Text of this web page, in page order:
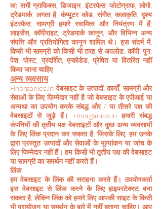
क) सभी ग्राफिक्स, डिजाइन, इंटरफेस, फोटोग्राफ, लोगो,
ट्रेडमार्क, लगता है, कंप्यूटर कोड, संगीत, कलाकृति, दृश्य
इंटरफेस, सामग्री हमारे स्वामित्व और नियंत्रण में हैं;
लाइसेंस, कॉपीराइट, ट्रेडमार्क कानून, और विभिन्न अन्य
संपत्ति और प्रतियोगिता कानून शामिल थे। इस संदर्भ में,
किसी भी सामग्री को किसी भी तरह से अपलोड, कॉपी, पुन:
पेश, पोस्ट, प्रदर्शित, एन्कोडेड, प्रेषित या वितरित नहीं
किया जाना चाहिए
अन्य व्यवसाय
Hnorganics.in वेबसाइट के उत्पादों, कार्यों, सामग्री और
सेवाओं के लिए ज़िम्मेदार नहीं है जो वेबसाइट के एपीआई या
अन्यथा का उपयोग करके संबद्ध और / या तीसरे पक्ष की
वेबसाइटों से जुड़े हैं। Hnorganics.in हमारी संबद्ध
कंपनियों की तृतीय पक्ष वेबसाइटों और कुछ अन्य व्यवसायों
के लिए लिंक प्रदान कर सकता है, जिसके लिए, हम उनके
द्वारा प्रस्तुत उत्पादों और सेवाओं के मूल्यांकन या जांच के
लिए जिम्मेदार नहीं हैं। हम किसी भी तृतीय पक्ष की वेबसाइट
या सामग्री का समर्थन नहीं करते हैं।
लिंक
हम वेबसाइट के लिंक की सराहना करते हैं। उपयोगकर्ता
इस वेबसाइट से लिंक करने के लिए हाइपरटेक्स्ट बना
सकता है, लेकिन लिंक को हमारे लिए आपकी साइट के किसी
भी प्रायोजन या समर्थन के बारे में नहीं बताना चाहिए। आप